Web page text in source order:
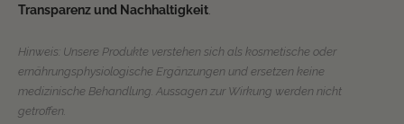
Transparenz und Nachhaltigkeit
Hinweis: Unsere Produkte verstehen sich als kosmetische oder
ernährungsphysiologische Ergänzungen und ersetzen keine
medizinische Behandlung. Aussagen zur Wirkung werden nicht
getroffen.